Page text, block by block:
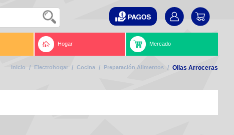
Hogar Mercado
Inicio / Electrohogar / Cocina / Preparación Alimentos / Ollas Arroceras